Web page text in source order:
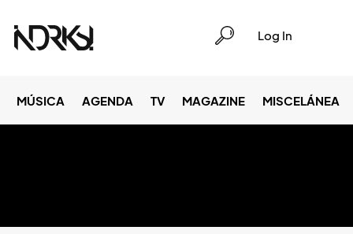
Log In
MÚSICA AGENDA TV MAGAZINE MISCELÁNEA